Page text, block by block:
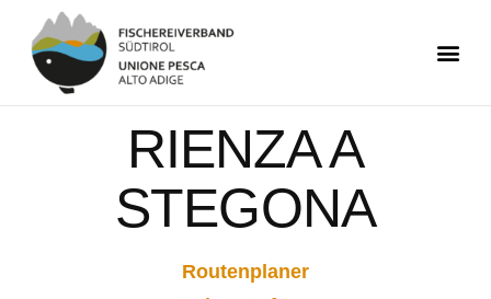
RIENZA A
STEGONA
Routenplaner